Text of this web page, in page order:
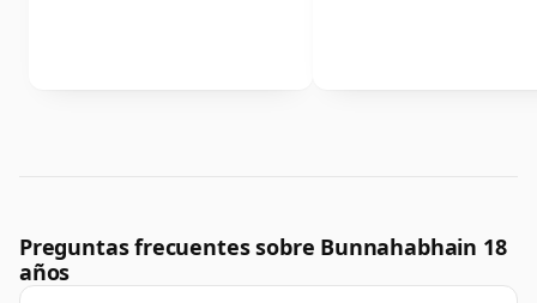
Preguntas frecuentes sobre Bunnahabhain 18
años